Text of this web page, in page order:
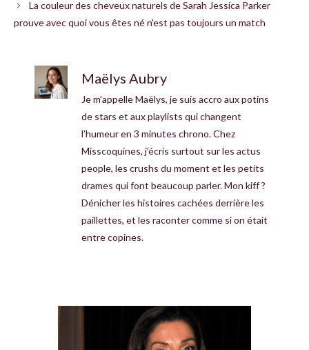
La couleur des cheveux naturels de Sarah Jessica Parker
prouve avec quoi vous êtes né n'est pas toujours un match
Maëlys Aubry
Je m’appelle Maëlys, je suis accro aux potins
de stars et aux playlists qui changent
l’humeur en 3 minutes chrono. Chez
Misscoquines, j’écris surtout sur les actus
people, les crushs du moment et les petits
drames qui font beaucoup parler. Mon kiff ?
Dénicher les histoires cachées derrière les
paillettes, et les raconter comme si on était
entre copines.